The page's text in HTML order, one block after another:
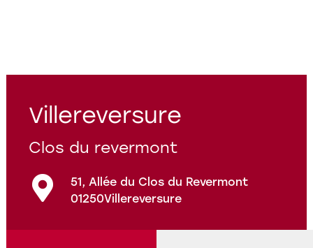
Programmes en cours
Questions fréquentes
Villereversure
Clos du revermont
51, Allée du Clos du Revermont
01250Villereversure